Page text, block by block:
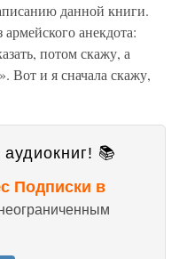
данной книги.
анекдота:
потом скажу, а
Вот и я сначала скажу,
📚
Подписки в